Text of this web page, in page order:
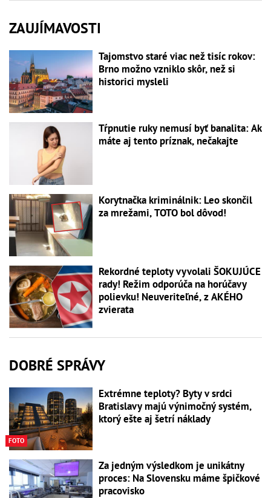
ZAUJÍMAVOSTI
Tajomstvo staré viac než tisíc rokov:
Brno možno vzniklo skôr, než si
historici mysleli
Tŕpnutie ruky nemusí byť banalita: Ak
máte aj tento príznak, nečakajte
Korytnačka kriminálnik: Leo skončil
za mrežami, TOTO bol dôvod!
Rekordné teploty vyvolali ŠOKUJÚCE
rady! Režim odporúča na horúčavy
polievku! Neuveriteľné, z AKÉHO
zvierata
DOBRÉ SPRÁVY
FOTO
Extrémne teploty? Byty v srdci
Bratislavy majú výnimočný systém,
ktorý ešte aj šetrí náklady
Za jedným výsledkom je unikátny
proces: Na Slovensku máme špičkové
pracovisko